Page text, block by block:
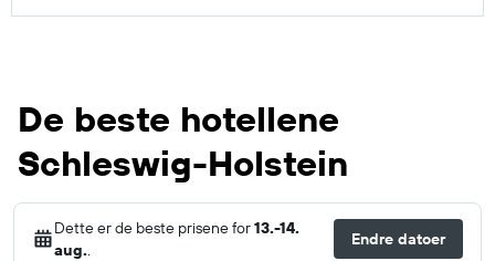
De beste hotellene
Schleswig-Holstein
Dette er de beste prisene for13.-14.
aug.
Endre datoer